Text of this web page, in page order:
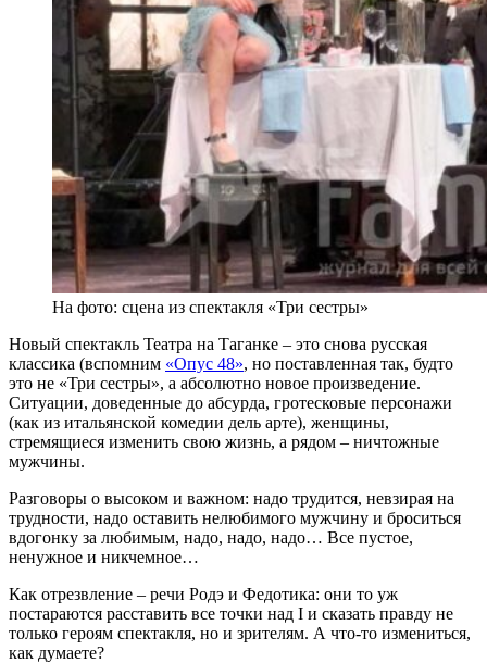
На фото: сцена из спектакля «Три сестры»
Новый спектакль Театра на Таганке – это снова русская
классика (вспомним «Опус 48», но поставленная так, будто
это не «Три сестры», а абсолютно новое произведение.
Ситуации, доведенные до абсурда, гротесковые персонажи
(как из итальянской комедии дель арте), женщины,
стремящиеся изменить свою жизнь, а рядом – ничтожные
мужчины.
Разговоры о высоком и важном: надо трудится, невзирая на
трудности, надо оставить нелюбимого мужчину и броситься
вдогонку за любимым, надо, надо, надо… Все пустое,
ненужное и никчемное…
Как отрезвление – речи Родэ и Федотика: они то уж
постараются расставить все точки над I и сказать правду не
только героям спектакля, но и зрителям. А что-то измениться,
как думаете?